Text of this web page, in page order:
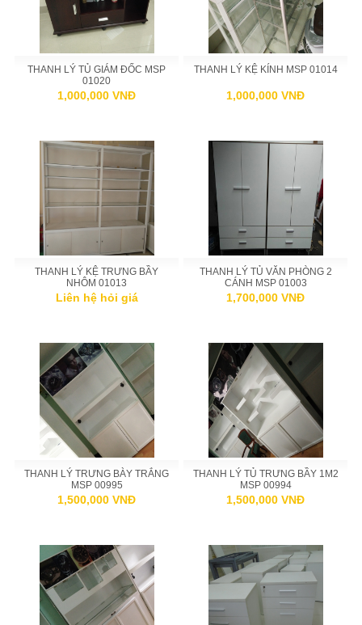
THANH LÝ TỦ GIÁM ĐỐC MSP
01020
1,000,000 VNĐ
THANH LÝ KỆ KÍNH MSP 01014
1,000,000 VNĐ
THANH LÝ KỆ TRƯNG BẦY
NHÔM 01013
Liên hệ hỏi giá
THANH LÝ TỦ VĂN PHÒNG 2
CÁNH MSP 01003
1,700,000 VNĐ
THANH LÝ TRƯNG BÀY TRẮNG
MSP 00995
1,500,000 VNĐ
THANH LÝ TỦ TRƯNG BẦY 1M2
MSP 00994
1,500,000 VNĐ